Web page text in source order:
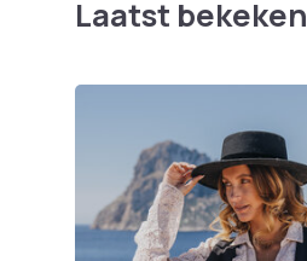
Laatst bekeken